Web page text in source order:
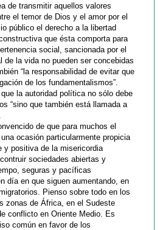
de transmitir aquellos valores
el temor de Dios y el amor por el
público el derecho a la libertad
que ésta comporta para
social, sancionada por el
la vida no pueden ser concebidas
“la responsabilidad de evitar que
de los fundamentalismos”.
la autoridad política no sólo debe
“sino que también está llamada a
de que para muchos el
ocasión particularmente propicia
y positiva de la misericordia
sociedades abiertas y
seguras y pacíficas
día en que siguen aumentando, en
Pienso sobre todo en los
zonas de África, en el Sudeste
conflicto en Oriente Medio. Es
común en favor de los